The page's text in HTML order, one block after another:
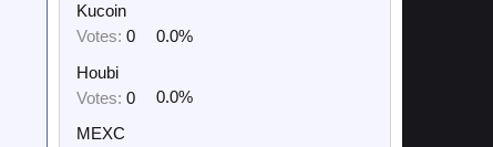
Kucoin
Votes: 0
0.0%
Houbi
Votes: 0
0.0%
MEXC